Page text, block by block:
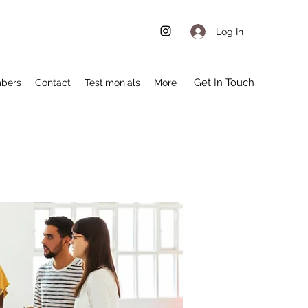
Log In
Contact Testimonials More Get In Touch